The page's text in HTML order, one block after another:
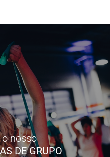
o nosso
DE GRUPO